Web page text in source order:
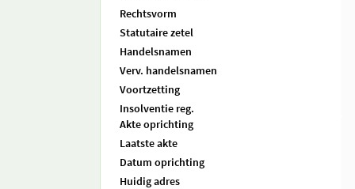
Rechtsvorm
Statutaire zetel
Handelsnamen
Verv. handelsnamen
Voortzetting
Insolventie reg.
Akte oprichting
Laatste akte
Datum oprichting
Huidig adres